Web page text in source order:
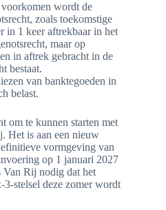
wordt de
zoals toekomstige
in 1 keer aftrekbaar in het
maar op
in aftrek gebracht in de
bestaat.
van banktegoeden in
belast.
om te kunnen starten met
Het is aan een nieuw
vormgeving van
op 1 januari 2027
Van Rij nodig dat het
stelsel deze zomer wordt